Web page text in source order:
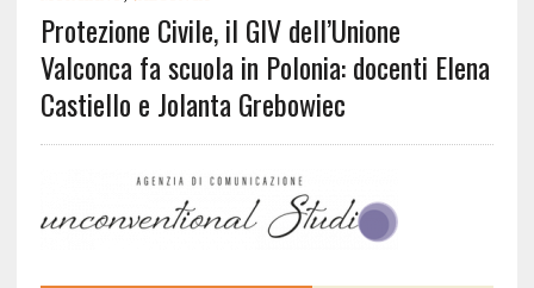
Protezione Civile, il GIV dell’Unione
Valconca fa scuola in Polonia: docenti Elena
Castiello e Jolanta Grebowiec